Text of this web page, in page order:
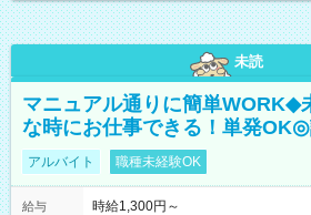
未読
マニュアル通りに簡単WORK◆
な時にお仕事できる！単発
アルバイト 職種未経験OK
給与
時給1,300円～